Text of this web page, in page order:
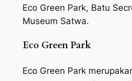
Eco Green Park, Batu
Museum Satwa.
Eco Green Park
Eco Green Park